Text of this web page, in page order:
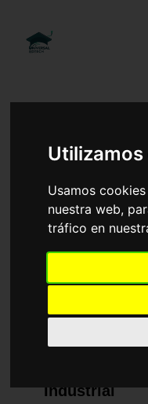
Usamos
nuestra web,
tráfico en
Industrial